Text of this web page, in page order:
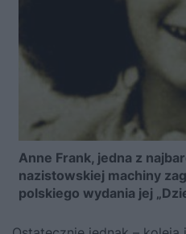
Anne Frank, jedna z
nazistowskiej machiny
polskiego wydania jej